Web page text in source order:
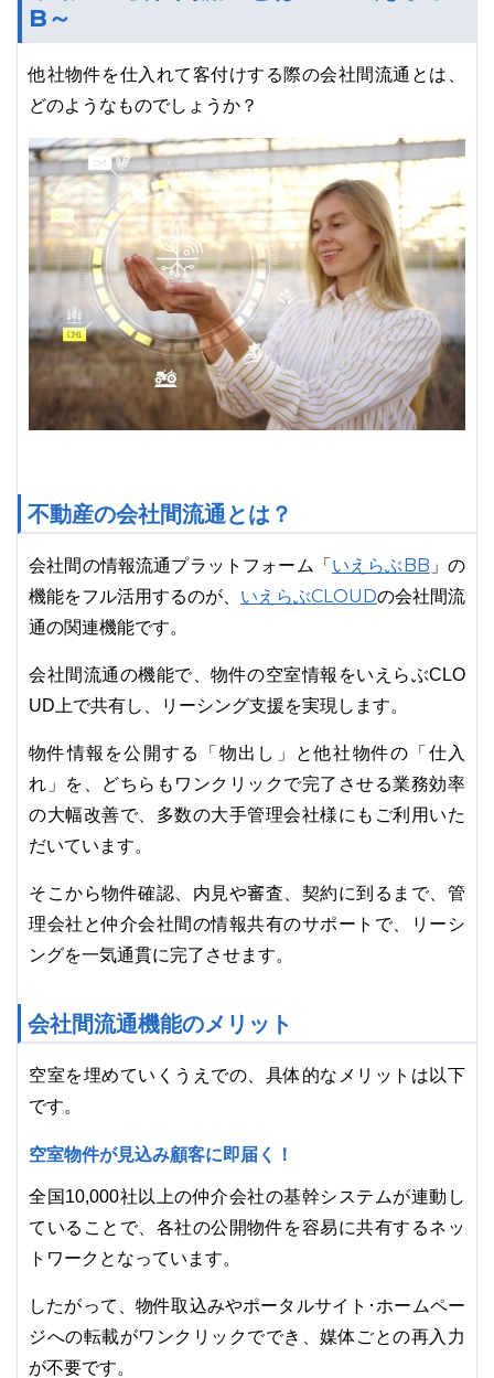
B～
他社物件を仕入れて客付けする際の会社間流通とは、
どのようなものでしょうか？
不動産の会社間流通とは？
会社間の情報流通プラットフォーム「 いえらぶBB 」の
機能をフル活用するのが、 いえらぶCLOUDの会社間流
通の関連機能です。
会社間流通の機能で、物件の空室情報をいえらぶCLO
UD上で共有し、リーシング支援を実現します。
物件情報を公開する「物出し」と他社物件の「仕入
れ」を、どちらもワンクリックで完了させる業務効率
の大幅改善で、多数の大手管理会社様にもご利用いた
だいています。
そこから物件確認、内見や審査、契約に到るまで、管
理会社と仲介会社間の情報共有のサポートで、リーシ
ングを一気通貫に完了させます。
会社間流通機能のメリット
空室を埋めていくうえでの、具体的なメリットは以下
です。
空室物件が見込み顧客に即届く！
全国10,000社以上の仲介会社の基幹システムが連動し
ていることで、各社の公開物件を容易に共有するネッ
トワークとなっています。
したがって、物件取込みやポータルサイト･ホームペー
ジへの転載がワンクリックででき、媒体ごとの再入力
が不要です。